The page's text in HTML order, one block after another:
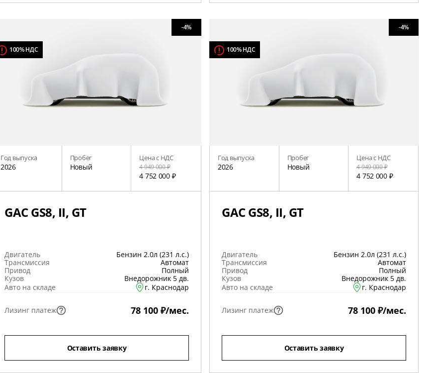
100% НДС
-4%
Год выпуска
2026
Пробег
Новый
Цена с НДС
4 949 000 ₽
4 752 000 ₽
GAC GS8, II, GT
Двигатель
Бензин 2.0л (231 л.с.)
Трансмиссия
Автомат
Привод
Полный
Кузов
Внедорожник 5 дв.
Авто на складе
г. Краснодар
Лизинг платеж 78 100 ₽/мес.
Оставить заявку
100% НДС
-4%
Год выпуска
2026
Пробег
Новый
Цена с НДС
4 949 000 ₽
4 752 000 ₽
GAC GS8, II, GT
Двигатель
Бензин 2.0л (231 л.с.)
Трансмиссия
Автомат
Привод
Полный
Кузов
Внедорожник 5 дв.
Авто на складе
г. Краснодар
Лизинг платеж 78 100 ₽/мес.
Оставить заявку